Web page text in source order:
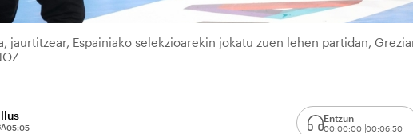
jaurtitzear, Espainiako selekzioarekin jokatu zuen lehen partidan,
05:05
Entzun
00:00:00 00:06:50